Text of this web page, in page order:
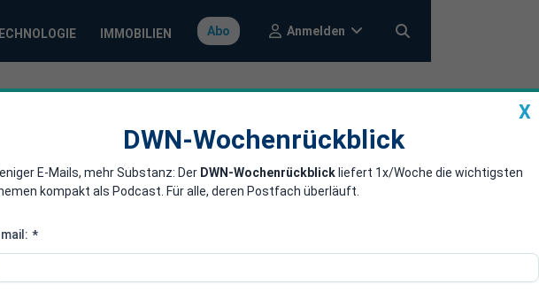
IMMOBILIEN Abo Anmelden
Bürgerrechtler
in Ostdeutschland
X
DWN-Wochenrückblick
E-Mails, mehr Substanz: Der DWN-Wochenrückblick liefert 1x/Woche die wichtigsten
kompakt als Podcast. Für alle, deren Postfach überläuft.
*